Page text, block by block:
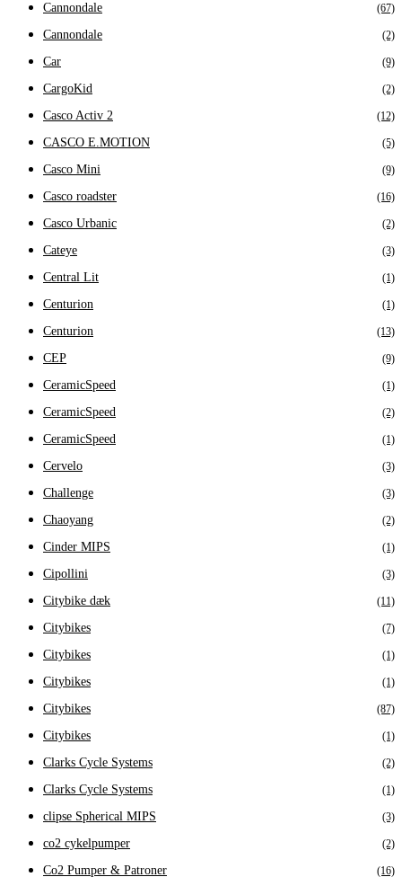
Cannondale (67)
Cannondale (2)
Car (9)
CargoKid (2)
Casco Activ 2 (12)
CASCO E.MOTION (5)
Casco Mini (9)
Casco roadster (16)
Casco Urbanic (2)
Cateye (3)
Central Lit (1)
Centurion (1)
Centurion (13)
CEP (9)
CeramicSpeed (1)
CeramicSpeed (2)
CeramicSpeed (1)
Cervelo (3)
Challenge (3)
Chaoyang (2)
Cinder MIPS (1)
Cipollini (3)
Citybike dæk (11)
Citybikes (7)
Citybikes (1)
Citybikes (1)
Citybikes (87)
Citybikes (1)
Clarks Cycle Systems (2)
Clarks Cycle Systems (1)
clipse Spherical MIPS (3)
co2 cykelpumper (2)
Co2 Pumper & Patroner (16)